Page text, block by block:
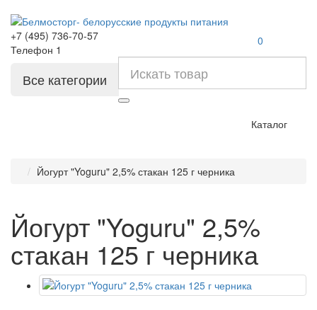
+7 (495) 736-70-57
Телефон 1
0
Все категории
Каталог
Йогурт "Yoguru" 2,5% стакан 125 г черника
Йогурт "Yoguru" 2,5%
стакан 125 г черника